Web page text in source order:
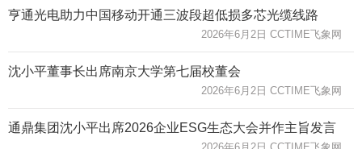
亨通光电助力中国移动开通三波段超低损多芯光缆线路
2026年6月2日 CCTIME飞象网
沈小平董事长出席南京大学第七届校董会
2026年6月2日 CCTIME飞象网
通鼎集团沈小平出席2026企业ESG生态大会并作主旨发言